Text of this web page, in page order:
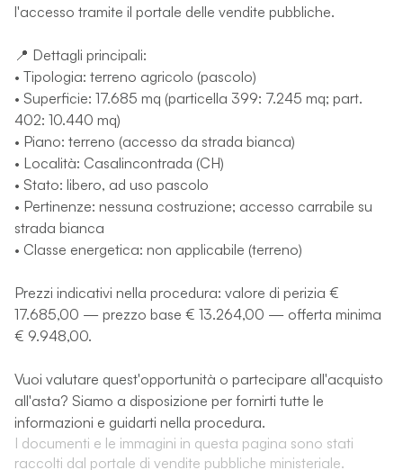
l'accesso tramite il portale delle vendite pubbliche.
📍 Dettagli principali:
• Tipologia: terreno agricolo (pascolo)
• Superficie: 17.685 mq (particella 399: 7.245 mq; part.
402: 10.440 mq)
• Piano: terreno (accesso da strada bianca)
• Località: Casalincontrada (CH)
• Stato: libero, ad uso pascolo
• Pertinenze: nessuna costruzione; accesso carrabile su
strada bianca
• Classe energetica: non applicabile (terreno)
Prezzi indicativi nella procedura: valore di perizia €
17.685,00 — prezzo base € 13.264,00 — offerta minima
€ 9.948,00.
Vuoi valutare quest'opportunità o partecipare all'acquisto
all'asta? Siamo a disposizione per fornirti tutte le
informazioni e guidarti nella procedura.
I documenti e le immagini in questa pagina sono stati
raccolti dal portale di vendite pubbliche ministeriale.